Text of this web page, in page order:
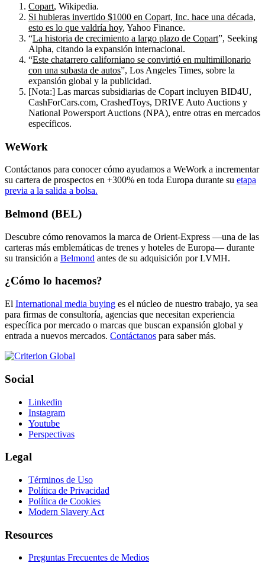
Copart, Wikipedia.
Si hubieras invertido $1000 en Copart, Inc. hace una década,
esto es lo que valdría hoy, Yahoo Finance.
“La historia de crecimiento a largo plazo de Copart”, Seeking
Alpha, citando la expansión internacional.
“Este chatarrero californiano se convirtió en multimillonario
con una subasta de autos”, Los Angeles Times, sobre la
expansión global y la publicidad.
[Nota:] Las marcas subsidiarias de Copart incluyen BID4U,
CashForCars.com, CrashedToys, DRIVE Auto Auctions y
National Powersport Auctions (NPA), entre otras en mercados
específicos.
WeWork
Contáctanos para conocer cómo ayudamos a WeWork a incrementar
su cartera de prospectos en +300% en toda Europa durante su etapa
previa a la salida a bolsa.
Belmond (BEL)
Descubre cómo renovamos la marca de Orient-Express —una de las
carteras más emblemáticas de trenes y hoteles de Europa— durante
su transición a Belmond antes de su adquisición por LVMH.
¿Cómo lo hacemos?
El International media buying es el núcleo de nuestro trabajo, ya sea
para firmas de consultoría, agencias que necesitan experiencia
específica por mercado o marcas que buscan expansión global y
entrada a nuevos mercados. Contáctanos para saber más.
Social
Linkedin
Instagram
Youtube
Perspectivas
Legal
Términos de Uso
Política de Privacidad
Política de Cookies
Modern Slavery Act
Resources
Preguntas Frecuentes de Medios